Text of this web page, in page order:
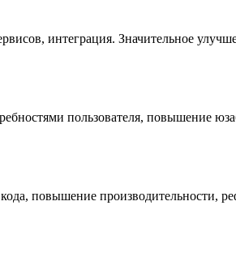
интеграция. Значительное
пользователя, повышение
повышение производительности,